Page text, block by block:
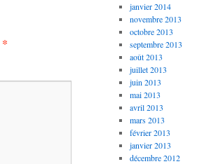
*
janvier 2014
novembre 2013
octobre 2013
septembre 2013
août 2013
juillet 2013
juin 2013
mai 2013
avril 2013
mars 2013
février 2013
janvier 2013
décembre 2012